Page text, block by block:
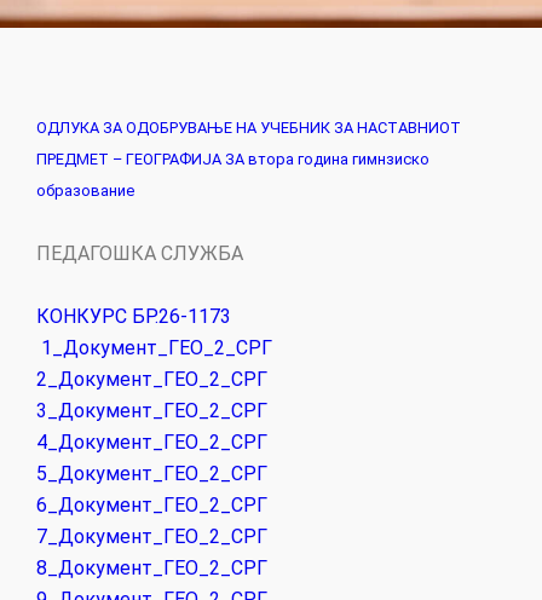
ОДЛУКА ЗА ОДОБРУВАЊЕ НА УЧЕБНИК ЗА НАСТАВНИОТ
ПРЕДМЕТ – ГЕОГРАФИЈА ЗА втора година гимнзиско
образование
ПЕДАГОШКА СЛУЖБА
КОНКУРС БР.26-1173
1_Документ_ГЕО_2_СРГ
2_Документ_ГЕО_2_СРГ
3_Документ_ГЕО_2_СРГ
4_Документ_ГЕО_2_СРГ
5_Документ_ГЕО_2_СРГ
6_Документ_ГЕО_2_СРГ
7_Документ_ГЕО_2_СРГ
8_Документ_ГЕО_2_СРГ